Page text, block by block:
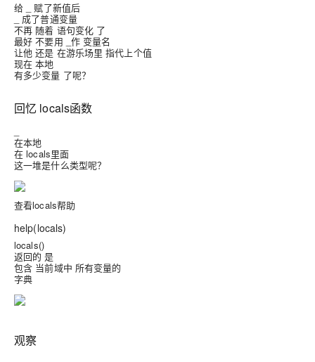
给 _ 赋了新值后
_ 成了普通变量
不再 随着 语句变化 了
最好 不要用 _作 变量名
让他 还是 在游乐场里 指代上个值
现在 本地
有多少变量 了呢？
回忆 locals函数
在本地
在 locals里面
这一堆是什么类型呢？
查看locals帮助
help(locals)
locals()
返回的 是
包含 当前域中 所有变量的
字典
观察